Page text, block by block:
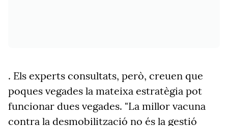
. Els experts consultats, però, creuen que
poques vegades la mateixa estratègia pot
funcionar dues vegades. "La millor vacuna
contra la desmobilització no és la gestió